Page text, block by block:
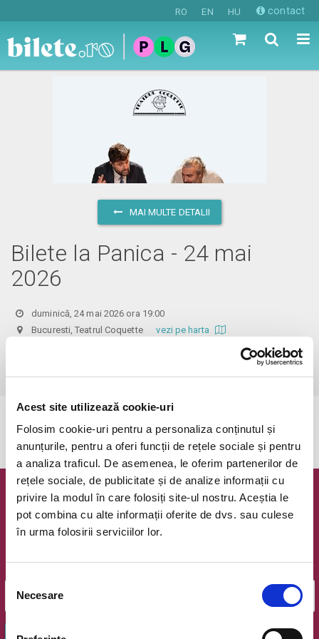
Acest site utilizează cookie-uri
Folosim cookie-uri pentru a personaliza conținutul și
anunțurile, pentru a oferi funcții de rețele sociale și pentru
a analiza traficul. De asemenea, le oferim partenerilor de
rețele sociale, de publicitate și de analize informații cu
privire la modul în care folosiți site-ul nostru. Aceștia le
pot combina cu alte informații oferite de dvs. sau culese
în urma folosirii serviciilor lor.
Selecția
consimțământului
Necesare
RO EN HU contact
MAI MULTE DETALII
Bilete la Panica - 24 mai
2026
duminică, 24 mai 2026 ora 19:00
Bucuresti, Teatrul Coquettevezi pe harta
Dupa ora inceperii reprezentatiei biletele isi pierd valabilitatea, iar
Newsletter @ Bilete.ro
Oferte exclusive si o editie saptamanala cu cele mai noi
OK